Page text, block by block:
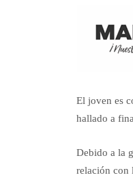
El joven es
hallado a
Debido a la
relación con